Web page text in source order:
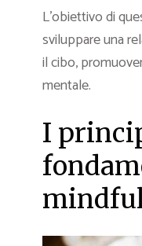
L’obiettivo di
sviluppare una
il cibo,
mentale.
I